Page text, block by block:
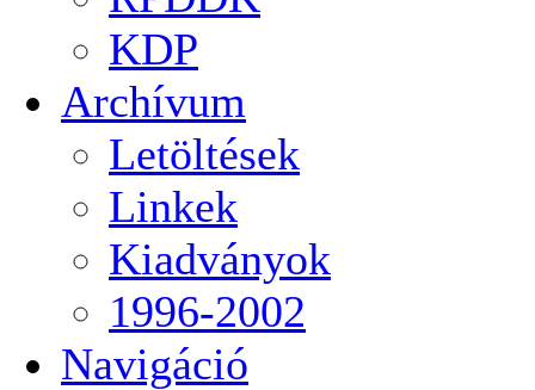
KDP
Archívum
Letöltések
Linkek
Kiadványok
1996-2002
Navigáció